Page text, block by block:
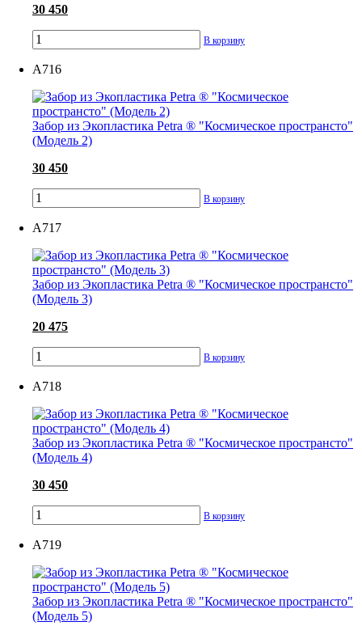
30 450
В корзину
А716
Забор из Экопластика Petra ® "Космическое пространсто"
(Модель 2)
30 450
В корзину
А717
Забор из Экопластика Petra ® "Космическое пространсто"
(Модель 3)
20 475
В корзину
А718
Забор из Экопластика Petra ® "Космическое пространсто"
(Модель 4)
30 450
В корзину
А719
Забор из Экопластика Petra ® "Космическое пространсто"
(Модель 5)